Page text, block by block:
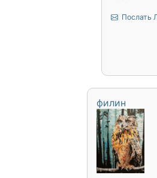
Послать
филин